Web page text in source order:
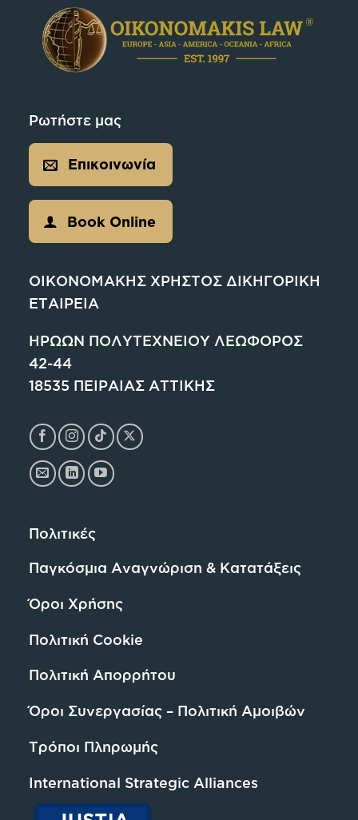
Ρωτήστε μας
Επικοινωνία
Book Online
ΟΙΚΟΝΟΜΑΚΗΣ ΧΡΗΣΤΟΣ ΔΙΚΗΓΟΡΙΚΗ
ΕΤΑΙΡΕΙΑ
ΗΡΩΩΝ ΠΟΛΥΤΕΧΝΕΙΟΥ ΛΕΩΦΟΡΟΣ
42-44
18535 ΠΕΙΡΑΙΑΣ ΑΤΤΙΚΗΣ
Πολιτικές
Παγκόσμια Αναγνώριση & Κατατάξεις
Όροι Χρήσης
Πολιτική Cookie
Πολιτική Απορρήτου
Όροι Συνεργασίας – Πολιτική Αμοιβών
Τρόποι Πληρωμής
International Strategic Alliances